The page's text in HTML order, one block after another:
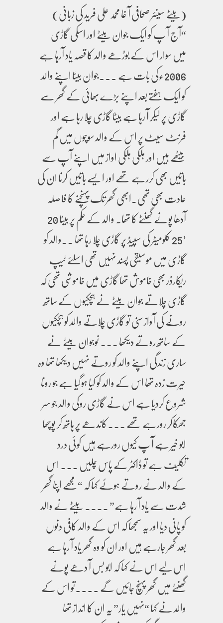
(بیٹے سینئر صحافی آ غا محمد علی فرید کی زبانی)
“آج آ پ کو ایک جوان بیٹے اور اسکی گاڑی
میں سوار اس کے بوڑھے والد کا قصہ یاد آرہا ہے
2006ءکی بات ہے ۔۔۔جوان بیٹا اپنے والد
کو ایک ہفتے بعد اپنے بڑے بھائی کے گھر سے
گاڑی پر لیکر آ رہا ہے بیٹا گاڑی چلا رہا ہے اور
فرنٹ سیٹ پر اس کے والد سوچوں میں گم
بیٹھے ہیں اور ہلکی ہلکی اواز میں اپنے آپ سے
باتیں بھی کررہے تھے اور ایسے باتیں کرنا ان کی
عادت بھی تھی۔ابھی گھر تک پہنچنے کا فاصلہ
آدھا پونے گھنٹے کا تھا۔ والد کے حکم پر بیٹا 20
’25 کلومیٹر کی سپیڈ پر گاڑی چلا رہا تھا ۔۔والد کو
گاڑی میں موسیقی پسند نہیں تھی اسلئے ٹیپ
ریکارڈر بھی خاموش تھا گاڑی میں خاموشی تھی کہ
گاڑی چلاتے جوان بیٹے نے ہچکیوں کے ساتھ
رونے کی آواز سنی تو گاڑی چلاتے والد کو ہچکیوں
کے ساتھ روتے دیکھا ۔۔۔ نوجوان بیٹے نے
ساری زندگی اپنے والد کو روتے نہیں دیکھا تھا وہ
حیرت زدہ تھا اس کے والد کو کیا ہوگیا ہے جو رونا
شروع کردیا ہے اس نے گاڑی روکی والد جو سر
جھکاکر رورہے تھے ۔۔۔کاندھے پر ہاتھ کر پوچھا
ابو خیر ہے آ پ کیوں رورہے ہیں کوئی درد
تکلیف ہے تو ڈاکٹر کے پاس چلیں ۔۔۔ اس
کے والد نے روتے ہوئے کہا کہ “مجھے اپنا گھر
شدت سے یاد آ رہا ہے” ۔۔۔۔ بیٹے نے والد
کو پانی دیا اور یہ سمجھا کہ اس کے والد کافی دنوں
بعد گھر جارہے ہیں اور ان کو وہ گھر یاد آ رہا ہے
اس لیے اس نے کہا کہ ابو بس آ دھے پونے
گھنٹے میں گھر پہنچ جائیں گے ۔۔۔۔تو اس کے
والد نے کہا “نہیں یار” یہ ان کا انداز تھا